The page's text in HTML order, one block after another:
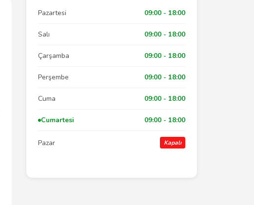
Pazartesi 09:00 - 18:00
Salı 09:00 - 18:00
Çarşamba 09:00 - 18:00
Perşembe 09:00 - 18:00
Cuma 09:00 - 18:00
Cumartesi 09:00 - 18:00
Pazar Kapalı